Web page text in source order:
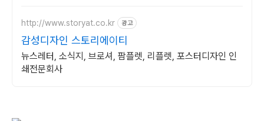
http://www.storyat.co.kr 광고
감성디자인 스토리에이티
뉴스레터, 소식지, 브로셔, 팜플렛, 리플렛, 포스터디자인 인
쇄전문회사